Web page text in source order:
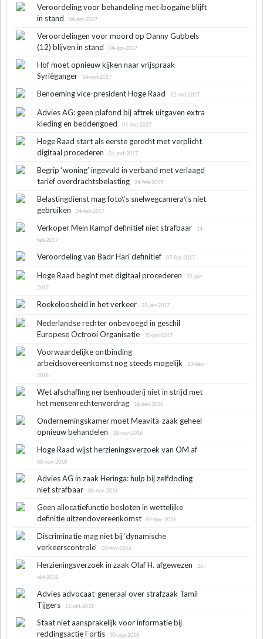
Veroordeling voor behandeling met ibogaïne blijft
in stand
04-apr-2017
Veroordelingen voor moord op Danny Gubbels
(12) blijven in stand
04-apr-2017
Hof moet opnieuw kijken naar vrijspraak
Syriëganger
14-mrt-2017
Benoeming vice-president Hoge Raad 12-mrt-2017
Advies AG: geen plafond bij aftrek uitgaven extra
kleding en beddengoed
01-mrt-2017
Hoge Raad start als eerste gerecht met verplicht
digitaal procederen
01-mrt-2017
Begrip ‘woning’ ingevuld in verband met verlaagd
tarief overdrachtsbelasting
24-feb-2017
Belastingdienst mag foto\’s snelwegcamera\’s niet
gebruiken
24-feb-2017
Verkoper Mein Kampf definitief niet strafbaar
14-
feb-2017
Veroordeling van Badr Hari definitief 07-feb-2017
Hoge Raad begint met digitaal procederen
31-jan-
2017
Roekeloosheid in het verkeer 25-jan-2017
Nederlandse rechter onbevoegd in geschil
Europese Octrooi Organisatie
20-jan-2017
Voorwaardelijke ontbinding
arbeidsovereenkomst nog steeds mogelijk
23-dec-
2016
Wet afschaffing nertsenhouderij niet in strijd met
het mensenrechtenverdrag
16-dec-2016
Ondernemingskamer moet Meavita-zaak geheel
opnieuw behandelen
18-nov-2016
Hoge Raad wijst herzieningsverzoek van OM af
08-nov-2016
Advies AG in zaak Heringa: hulp bij zelfdoding
niet strafbaar
08-nov-2016
Geen allocatiefunctie besloten in wettelijke
definitie uitzendovereenkomst
04-nov-2016
Discriminatie mag niet bij ‘dynamische
verkeerscontrole’
01-nov-2016
Herzieningsverzoek in zaak Olaf H. afgewezen
25-
okt-2016
Advies advocaat-generaal over strafzaak Tamil
Tijgers
11-okt-2016
Staat niet aansprakelijk voor informatie bij
reddingsactie Fortis
30-sep-2016